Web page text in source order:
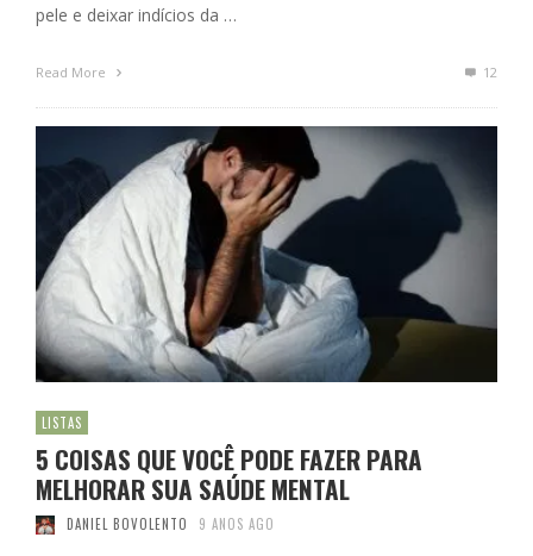
pele e deixar indícios da …
Read More 12
LISTAS
5 COISAS QUE VOCÊ PODE FAZER PARA
MELHORAR SUA SAÚDE MENTAL
DANIEL BOVOLENTO 9 ANOS AGO